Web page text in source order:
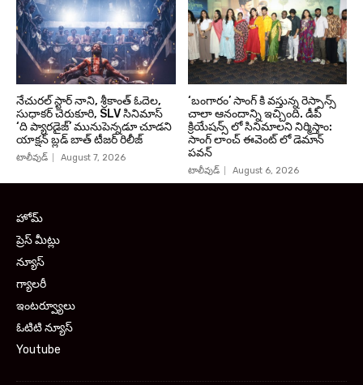
నేచురల్ స్టార్ నాని, శ్రీకాంత్ ఓదెల,
సుధాకర్ చెరుకూరి, SLV సినిమాస్
‘ది ప్యారడైజ్’ మునుపెన్నడూ చూడని
యాక్షన్ బ్లడ్ బాత్ టీజర్ రిలీజ్
టాలీవుడ్ August 7, 2026
‘బంగారం’ సాంగ్ కి వస్తున్న రెస్పాన్స్
చాలా ఆనందాన్ని ఇచ్చింది. డీపీ
క్రియేషన్స్ లో సినిమాలని నిర్మిస్తాం:
సాంగ్ లాంచ్ ఈవెంట్ లో డెమాన్
పవన్
టాలీవుడ్ August 6, 2026
హోమ్
ప్రెస్ మీట్లు
న్యూస్
గ్యాలరీ
ఇంటర్వ్యూలు
ఓటిటి న్యూస్
Youtube